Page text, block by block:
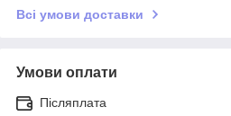
Всі умови доставки
Умови оплати
Післяплата